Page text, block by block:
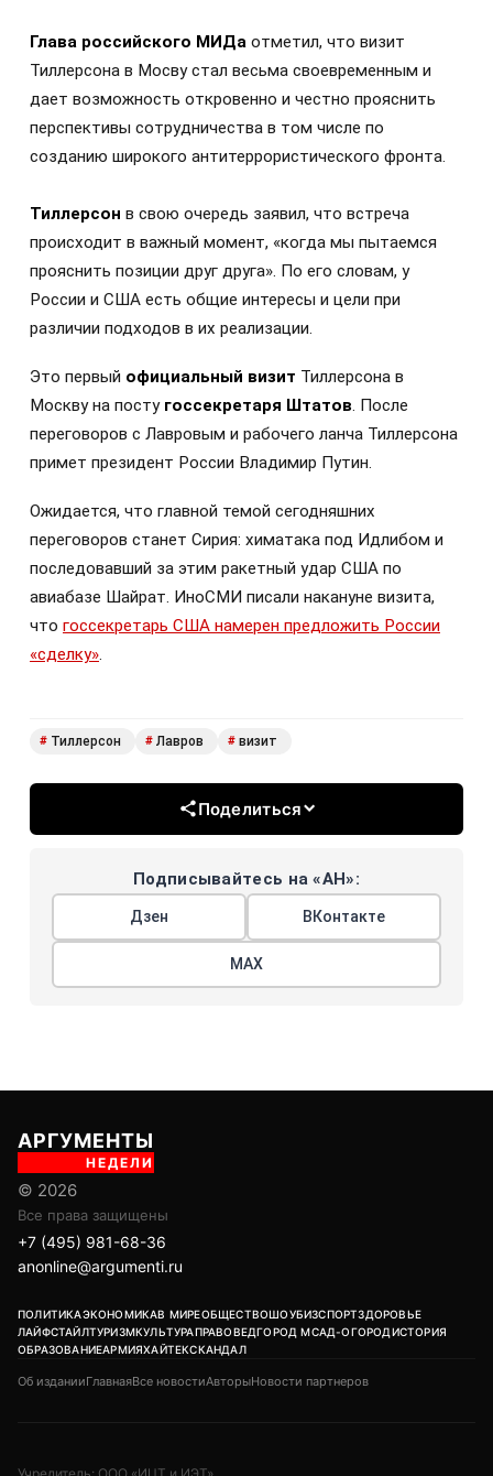
Глава российского МИДа отметил, что визит
Тиллерсона в Мосву стал весьма своевременным и
дает возможность откровенно и честно прояснить
перспективы сотрудничества в том числе по
созданию широкого антитеррористического фронта.
Тиллерсон в свою очередь заявил, что встреча
происходит в важный момент, «когда мы пытаемся
прояснить позиции друг друга». По его словам, у
России и США есть общие интересы и цели при
различии подходов в их реализации.
Это первый официальный визит Тиллерсона в
Москву на посту госсекретаря Штатов. После
переговоров с Лавровым и рабочего ланча Тиллерсона
примет президент России Владимир Путин.
Ожидается, что главной темой сегодняшних
переговоров станет Сирия: химатака под Идлибом и
последовавший за этим ракетный удар США по
авиабазе Шайрат. ИноСМИ писали накануне визита,
что госсекретарь США намерен предложить России
«сделку».
# Тиллерсон # Лавров # визит
Поделиться
Подписывайтесь на «АН»:
Дзен ВКонтакте
МАХ
АРГУМЕНТЫ
НЕДЕЛИ
© 2026
Все права защищены
+7 (495) 981-68-36
anonline@argumenti.ru
ПОЛИТИКАЭКОНОМИКАВ МИРЕОБЩЕСТВОШОУБИЗСПОРТЗДОРОВЬЕ
ЛАЙФСТАЙЛТУРИЗМКУЛЬТУРАПРАВОВЕДГОРОД МСАД-ОГОРОДИСТОРИЯ
ОБРАЗОВАНИЕАРМИЯХАЙТЕКСКАНДАЛ
Об изданииГлавнаяВсе новостиАвторыНовости партнеров